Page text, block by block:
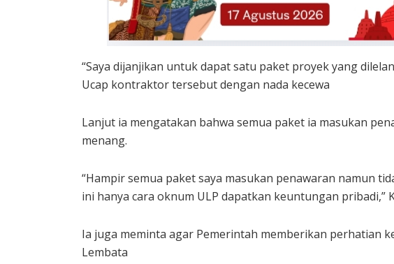
“Saya dijanjikan untuk dapat satu paket proyek yang
Ucap kontraktor tersebut dengan nada kecewa
Lanjut ia mengatakan bahwa semua paket ia masukan
menang.
“Hampir semua paket saya masukan penawaran namun
ini hanya cara oknum ULP dapatkan keuntungan pribadi,”
Ia juga meminta agar Pemerintah memberikan perhatian
Lembata